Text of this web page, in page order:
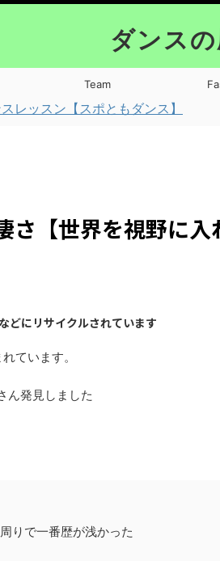
ダンス
Team
レッスン【スポともダンス】
【世界を視野に入
どにリサイクルされています
ています。
ん発見しました
りで一番歴が浅かった